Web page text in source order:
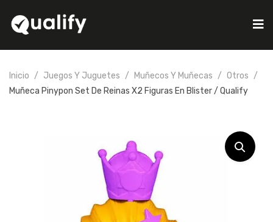
Inicio Juegos Y Juguetes Muñecos Y Muñecas
Otros
Muñeca Pinypon Set De Reinas X2 Figuras En Blister / Qualify